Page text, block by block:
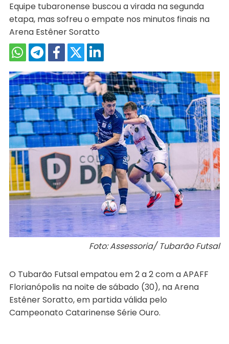
Equipe tubaronense buscou a virada na segunda
etapa, mas sofreu o empate nos minutos finais na
Arena Estêner Soratto
Foto: Assessoria/ Tubarão Futsal
O Tubarão Futsal empatou em 2 a 2 com a APAFF
Florianópolis na noite de sábado (30), na Arena
Estêner Soratto, em partida válida pelo
Campeonato Catarinense Série Ouro.